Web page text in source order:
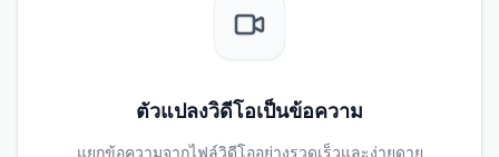
ตัวแปลงวิดีโอเป็นข้อความ
แยกข้อความจากไฟล์วิดีโออย่างรวดเร็วและง่ายดาย